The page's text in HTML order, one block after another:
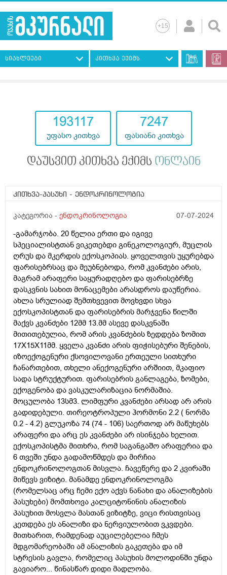
სიახლეები კითხვა ექიმს
193117
უფასო კითხვა
7247
ფასიანი კითხვა
დაუსვით კითხვა ექიმს ონლაინ
კითხვა-პასუხი - ენდოკრინოლოგია
კატეგორია - ენდოკრინოლოგია 07-07-2024
-გამარჯობა. 20 წელია ერთი და იგივე
სპეციალისტთან ვიკეთებდი გინეკოლოგიურ, მუცლის
ღრუს და მკერდის ექოსკოპიას. ყოველთვის უყურებდა
ფარისებრსაც და მეუბნებოდა, რომ კვანძები არის,
მაგრამ არაფერი საყურადღებო და ფარისებრზე
დასკვნის სახით მონაცემები არასდროს დაუწერია.
ახლა სრულიად შემთხვევით მოვხვდი სხვა
ექოსკოპისტთან და ფარისებრის მარჯვენა წილში
მაქვს კვანძები 12მმ 13.მმ ასევე დასკვნაში
მითითებულია, რომ არის კვანძების ზედდება ზომით
17Х15Х11მმ. ყველა კვანძი არის ფიჭისებური შენების,
იზოექოგენური ქსოვილოვანი ერთეული სითხური
ჩანართებით, თხელი ანექოგენური არშიით, მკაფიო
სადა სტრუქტურით. ფარისებრის განლაგება, ზომები,
ექოგენობა და ვასკულარიზაცია ნორმაშია.
მოცულობა 13სმ3. ლიმფური კვანძები არსად არ არის
გადიდებული. თირეოტროპული ჰორმონი 2.2 ( ნორმა
0.2 - 4.2) გლუკოზა 74 (74 - 106) საერთოდ არ მაწუხებს
არაფერი და არც ეს კვანძები არ ისინჯება ხელით.
ექოსკოპისტმა მითხრა, რომ საგანგაშო არაფერია და
6 თვეში უნდა გადამოწმდეს და მირჩია
ენდოკრინოლოგთან მისვლა. ჩავეწერე და 2 კვირაში
მიწევს ვიზიტი. მანამდე ენდოკრინოლოგმა
(რომელსაც არც ჩემი ექო აქვს ნანახი და ანალიზების
პასუხები) მომთხოვა კალციტონინის ანალიზის
პასუხით მოსვლა მასთან ვიზიტზე, ვიცი რისთვისაც
კეთდება ეს ანალიზი და ნერვიულობით ვკვდები.
მითხარით, რამდენად აუცილებელია ჩმეს
მდგომარეობაში ამ ანალიზის გაკეთება და იმ
სტრესის გავლა, რომელიც პასუხის მოლოდინში უნდა
გავიარო... წინასწარ დიდი მადლობა.